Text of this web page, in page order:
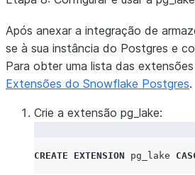
Após anexar a integração de
se à sua instância do Postgres e
Para obter uma lista das
Extensões do Snowflake Postgres.
Crie a extensão pg_lake:
CREATE EXTENSION pg_lake